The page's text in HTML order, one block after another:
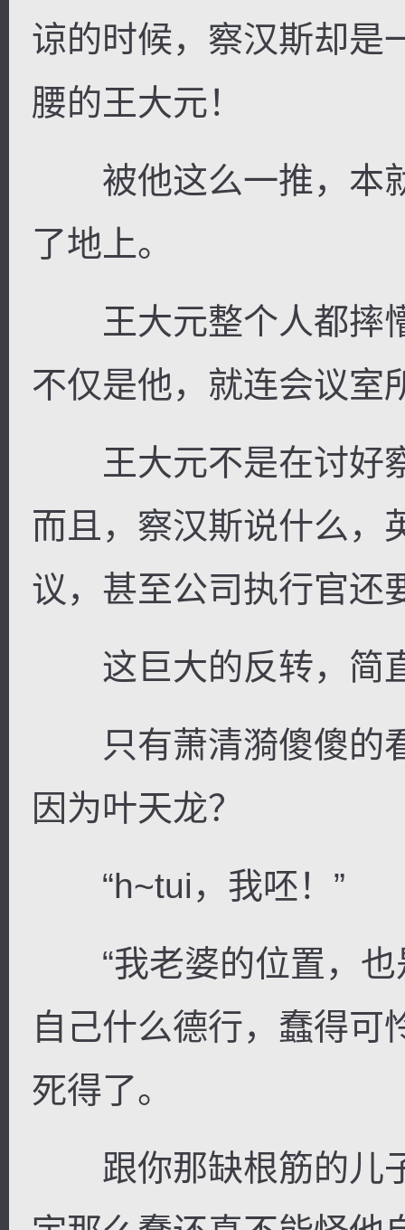
谅的时候，察汉斯却是
腰的王大元！
被他这么一推，本
了地上。
王大元整个人都摔
不仅是他，就连会议室
王大元不是在讨好
而且，察汉斯说什么，
议，甚至公司执行官还
这巨大的反转，简
只有萧清漪傻傻的
因为叶天龙？
“h~tui，我呸！”
“我老婆的位置，也
自己什么德行，蠢得可
死得了。
跟你那缺根筋的儿